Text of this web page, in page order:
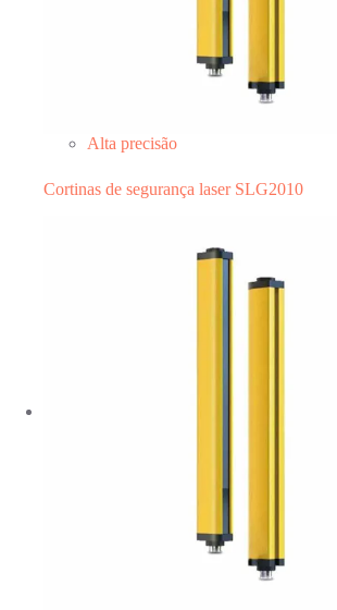
Alta precisão
Cortinas de segurança laser SLG2010